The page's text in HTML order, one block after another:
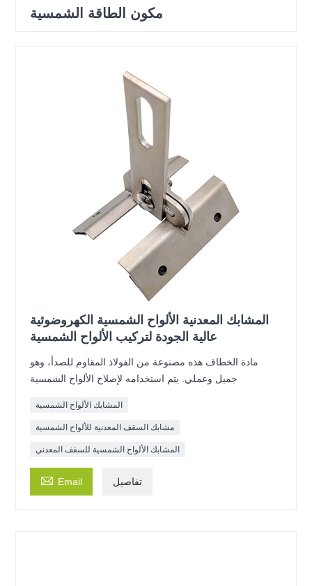
مكون الطاقة الشمسية
المشابك المعدنية الألواح الشمسية الكهروضوئية
عالية الجودة لتركيب الألواح الشمسية
مادة الخطاف هذه مصنوعة من الفولاذ المقاوم للصدأ، وهو
جميل وعملي. يتم استخدامه لإصلاح الألواح الشمسية
المشابك الألواح الشمسية
مشابك السقف المعدنية للألواح الشمسية
المشابك الألواح الشمسية للسقف المعدني
 Email تفاصيل